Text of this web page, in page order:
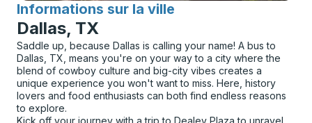
Informations sur la ville
pour
Dallas, TX
Saddle up, because Dallas is calling your name! A bus to
Dallas, TX, means you're on your way to a city where the
blend of cowboy culture and big-city vibes creates a
unique experience you won't want to miss. Here, history
lovers and food enthusiasts can both find endless reasons
to explore.